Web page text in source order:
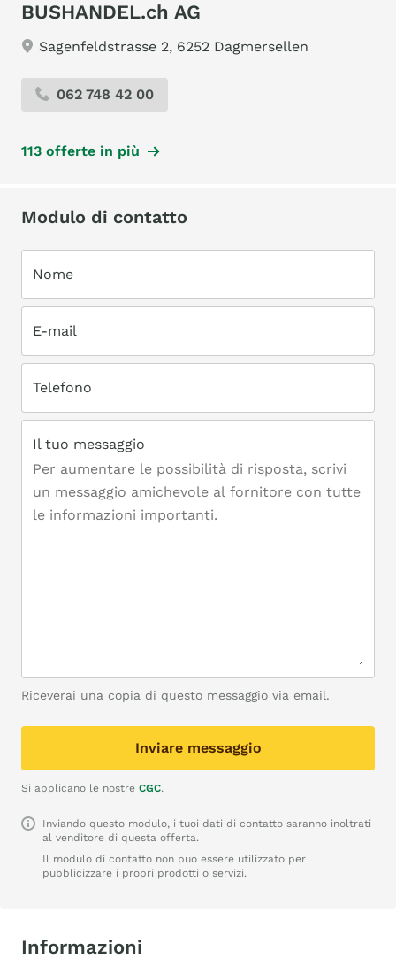
BUSHANDEL.ch AG
Sagenfeldstrasse 2, 6252 Dagmersellen
062 748 42 00
113 offerte in più
Modulo di contatto
Nome
E-mail
Telefono
Il tuo messaggio
Riceverai una copia di questo messaggio via email.
Inviare messaggio
Si applicano le nostre CGC.
Inviando questo modulo, i tuoi dati di contatto saranno inoltrati
al venditore di questa offerta.
Il modulo di contatto non può essere utilizzato per
pubblicizzare i propri prodotti o servizi.
Informazioni